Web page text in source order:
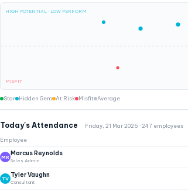
HIGH POTENTIAL · LOW PERFORM
MISFIT
Star Hidden Gem At Risk Misfit Average
Today's Attendance Friday, 21 Mar 2026 · 247 employees
Employee
MR Marcus Reynolds
Sales Admin
TV Tyler Vaughn
Consultant